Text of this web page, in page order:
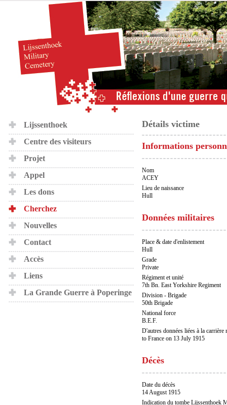
Lijssenthoek
Centre des visiteurs
Projet
Appel
Les dons
Cherchez
Nouvelles
Contact
Accès
Liens
La Grande Guerre à Poperinge
Détails victime
Informations
Nom
ACEY
Lieu de naissance
Hull
Données militaires
Place & date d'enlistement
Hull
Grade
Private
Régiment et unité
7th Bn. East Yorkshire Regiment
Division - Brigade
50th Brigade
National force
B.E.F.
D'autres données liées à la carrière
to France on 13 July 1915
Décès
Date du décès
14 August 1915
Indication du tombe Lijssenthoek